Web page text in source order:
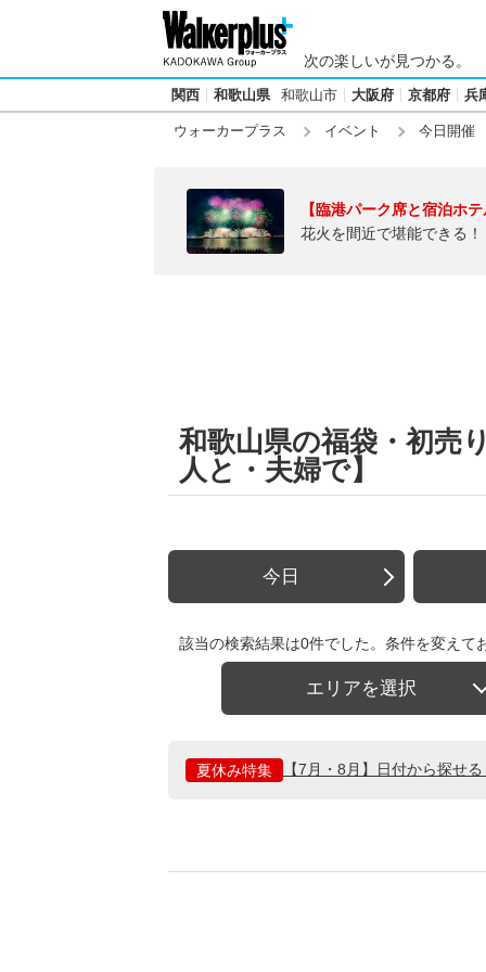
次の楽しいが見つかる。
関西 和歌山県 和歌山市 大阪府 京都府 兵
ウォーカープラス イベント 今日開催
【臨港パーク席と宿泊ホ
花火を間近で堪能できる
和歌山県の福袋・初売
人と・夫婦で】
今日
該当の検索結果は0件でした。条件を変えて
エリアを選択
夏休み特集 【7月・8月】日付から探せ